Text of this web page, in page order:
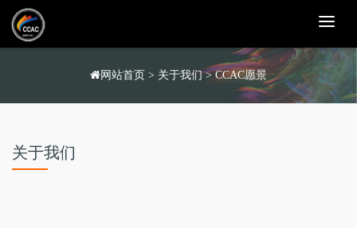
T
g
g
l
e
n
网站首页 > 关于我们>CCAC愿景
关于我们